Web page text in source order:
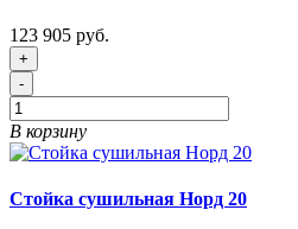
123 905 руб.
+
-
В корзину
Стойка сушильная Норд 20